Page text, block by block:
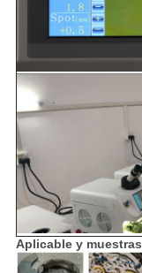
Aplicable y muestras